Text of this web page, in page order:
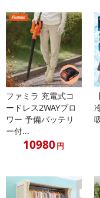
※パッケージ変更や商品
参考の掲載画像や画像内
る場合がございます。
また、[新たな加工食品
了により、商品詳細内に
合がございます。
あらかじめご了承いただ
によるお申込み後のキ
【お支払いについて】
※お支払い方法は、電話
イントがご利用いただけ
【発送・お届け・商品に
※お申込み頂きました
ファミラ 充電式コ
ードレス2WAYブロ
ワー 予備バッテリ
ー付...
10980円